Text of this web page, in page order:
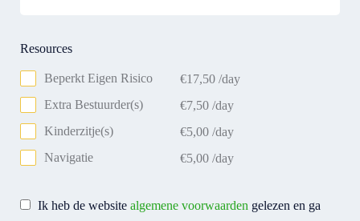
Resources
Beperkt Eigen Risico €17,50 /day
Extra Bestuurder(s)
€7,50 /day
Kinderzitje(s)
€5,00 /day
Navigatie
€5,00 /day
Ik heb de website algemene voorwaarden gelezen en ga